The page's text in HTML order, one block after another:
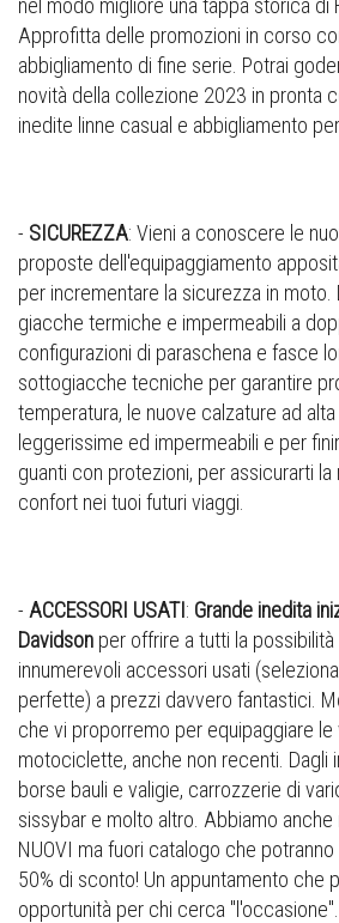
nel modo migliore una tappa storica di
Approfitta delle promozioni in corso
abbigliamento di fine serie. Potrai
novità della collezione 2023 in pronta
inedite linne casual e abbigliamento
- SICUREZZA: Vieni a conoscere le
proposte dell'equipaggiamento
per incrementare la sicurezza in moto.
giacche termiche e impermeabili a
configurazioni di paraschena e fasce
sottogiacche tecniche per garantire
temperatura, le nuove calzature ad
leggerissime ed impermeabili e per
guanti con protezioni, per assicurarti
confort nei tuoi futuri viaggi.
- ACCESSORI USATI: Grande inedita
Davidson per offrire a tutti la
innumerevoli accessori usati
perfette) a prezzi davvero fantastici.
che vi proporremo per equipaggiare le
motociclette, anche non recenti. Dagli
borse bauli e valigie, carrozzerie di
sissybar e molto altro. Abbiamo
NUOVI ma fuori catalogo che
50% di sconto! Un appuntamento che
opportunità per chi cerca "l'occasione".